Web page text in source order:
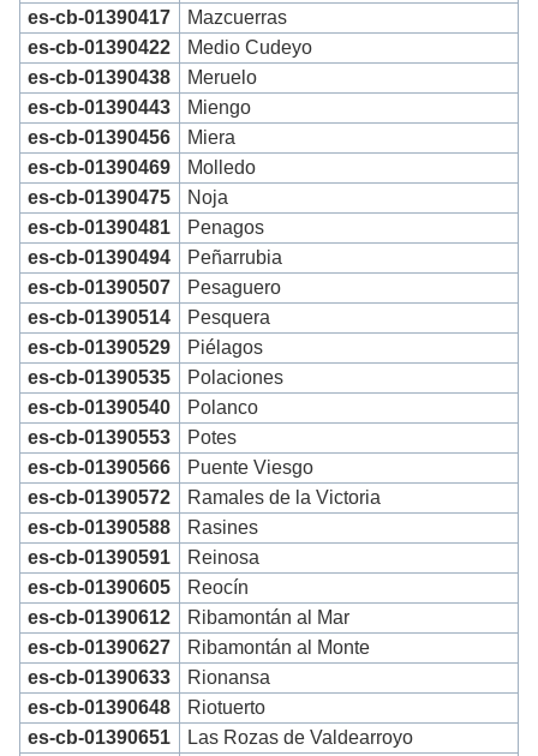
es-cb-01390417
Mazcuerras
es-cb-01390422
Medio Cudeyo
es-cb-01390438
Meruelo
es-cb-01390443
Miengo
es-cb-01390456
Miera
es-cb-01390469
Molledo
es-cb-01390475
Noja
es-cb-01390481
Penagos
es-cb-01390494
Peñarrubia
es-cb-01390507
Pesaguero
es-cb-01390514
Pesquera
es-cb-01390529
Piélagos
es-cb-01390535
Polaciones
es-cb-01390540
Polanco
es-cb-01390553
Potes
es-cb-01390566
Puente Viesgo
es-cb-01390572
Ramales de la Victoria
es-cb-01390588
Rasines
es-cb-01390591
Reinosa
es-cb-01390605
Reocín
es-cb-01390612
Ribamontán al Mar
es-cb-01390627
Ribamontán al Monte
es-cb-01390633
Rionansa
es-cb-01390648
Riotuerto
es-cb-01390651
Las Rozas de Valdearroyo